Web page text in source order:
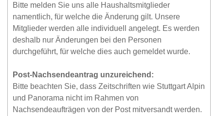
Bitte melden Sie uns alle Haushaltsmitglieder
namentlich, für welche die Änderung gilt. Unsere
Mitglieder werden alle individuell angelegt. Es werden
deshalb nur Änderungen bei den Personen
durchgeführt, für welche dies auch gemeldet wurde.
Post-Nachsendeantrag unzureichend:
Bitte beachten Sie, dass Zeitschriften wie Stuttgart Alpin
und Panorama nicht im Rahmen von
Nachsendeaufträgen von der Post mitversandt werden.